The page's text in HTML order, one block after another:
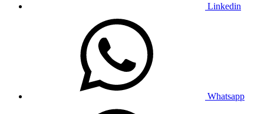
Linkedin
Whatsapp